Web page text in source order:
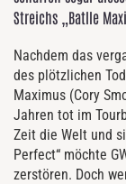
Streichs „Batlle
Nachdem das
des plötzlichen
Maximus (Cory
Jahren tot im
Zeit die Welt und
Perfect“ möchte
zerstören. Doch